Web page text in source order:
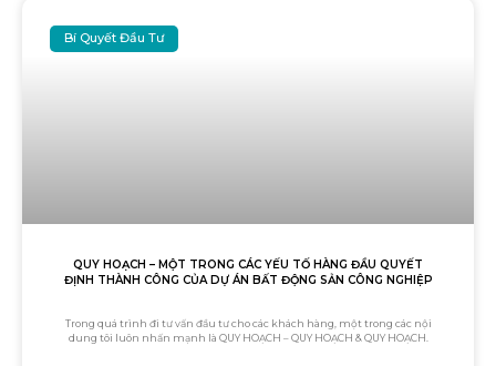
Bí Quyết Đầu Tư
QUY HOẠCH – MỘT TRONG CÁC YẾU TỐ HÀNG ĐẦU QUYẾT
ĐỊNH THÀNH CÔNG CỦA DỰ ÁN BẤT ĐỘNG SẢN CÔNG NGHIỆP
Trong quá trình đi tư vấn đầu tư cho các khách hàng, một trong các nội
dung tôi luôn nhấn mạnh là QUY HOẠCH – QUY HOẠCH & QUY HOẠCH.